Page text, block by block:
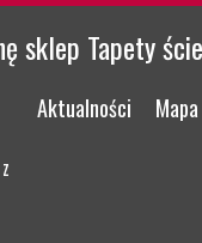
sklep Tapety
Menu
Skip to content
Aktualności